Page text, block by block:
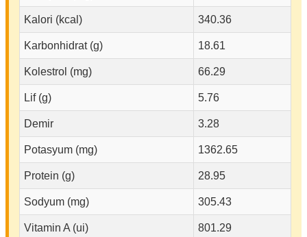
Kalori (kcal) 340.36
Karbonhidrat (g) 18.61
Kolestrol (mg) 66.29
Lif (g) 5.76
Demir 3.28
Potasyum (mg) 1362.65
Protein (g) 28.95
Sodyum (mg) 305.43
Vitamin A (ui) 801.29